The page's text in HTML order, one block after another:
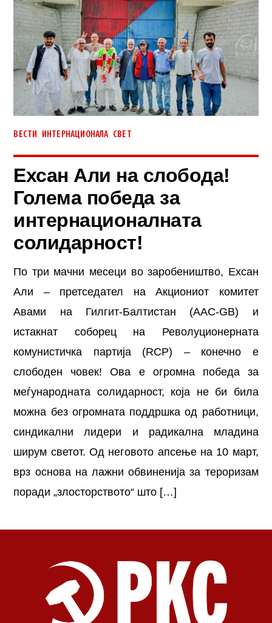
ВЕСТИ ИНТЕРНАЦИОНАЛА СВЕТ
Ехсан Али на слобода!
Голема победа за
интернационалната
солидарност!
По три мачни месеци во заробеништво, Ехсан
Али – претседател на Акциониот комитет
Авами на Гилгит-Балтистан (AAC-GB) и
истакнат соборец на Револуционерната
комунистичка партија (RCP) – конечно е
слободен човек! Ова е огромна победа за
меѓународната солидарност, која не би била
можна без огромната поддршка од работници,
синдикални лидери и радикална младина
ширум светот. Од неговото апсење на 10 март,
врз основа на лажни обвиненија за тероризам
поради „злосторството“ што […]